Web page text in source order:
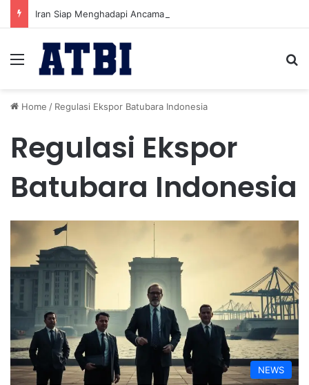
Menu
Home / Regulasi Ekspor Batubara Indonesia
Regulasi Ekspor
Batubara Indonesia
NEWS